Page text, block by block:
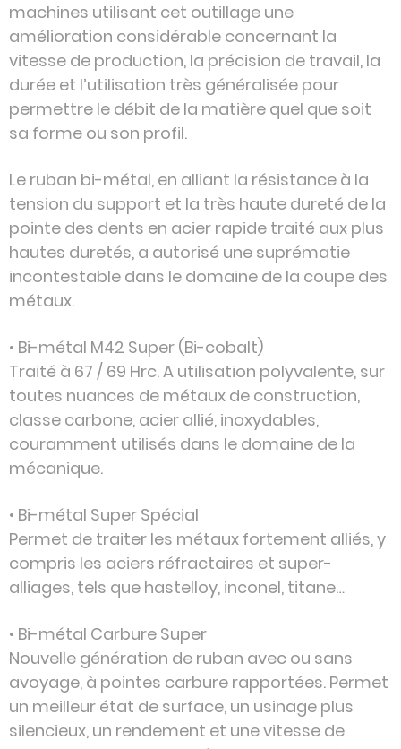
machines utilisant cet outillage une
amélioration considérable concernant la
vitesse de production, la précision de travail, la
durée et l’utilisation très généralisée pour
permettre le débit de la matière quel que soit
sa forme ou son profil.
Le ruban bi-métal, en alliant la résistance à la
tension du support et la très haute dureté de la
pointe des dents en acier rapide traité aux plus
hautes duretés, a autorisé une suprématie
incontestable dans le domaine de la coupe des
métaux.
• Bi-métal M42 Super (Bi-cobalt)
Traité à 67 / 69 Hrc. A utilisation polyvalente, sur
toutes nuances de métaux de construction,
classe carbone, acier allié, inoxydables,
couramment utilisés dans le domaine de la
mécanique.
• Bi-métal Super Spécial
Permet de traiter les métaux fortement alliés, y
compris les aciers réfractaires et super-
alliages, tels que hastelloy, inconel, titane…
• Bi-métal Carbure Super
Nouvelle génération de ruban avec ou sans
avoyage, à pointes carbure rapportées. Permet
un meilleur état de surface, un usinage plus
silencieux, un rendement et une vitesse de